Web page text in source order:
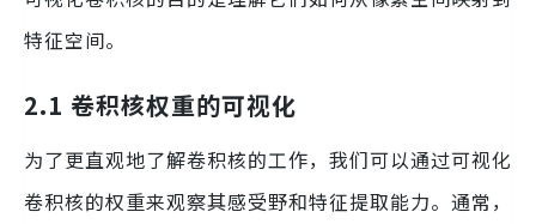
特征空间。
2.1 卷积核权重的可视化
为了更直观地了解卷积核的工作，我们可以通过可视化
卷积核的权重来观察其感受野和特征提取能力。通常，